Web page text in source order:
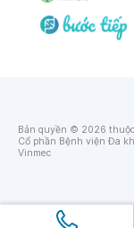
Bản quyền © 2026
Cổ phần Bệnh viện Đa
Vinmec